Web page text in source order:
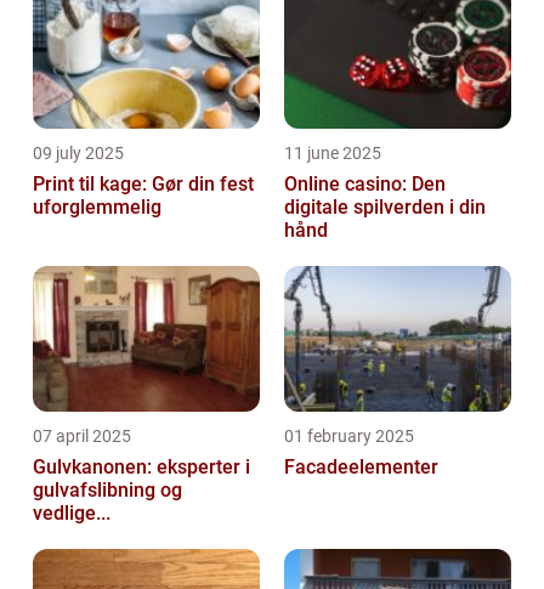
09 july 2025
Print til kage: Gør din fest
uforglemmelig
11 june 2025
Online casino: Den
digitale spilverden i din
hånd
07 april 2025
Gulvkanonen: eksperter i
gulvafslibning og
vedlige...
01 february 2025
Facadeelementer